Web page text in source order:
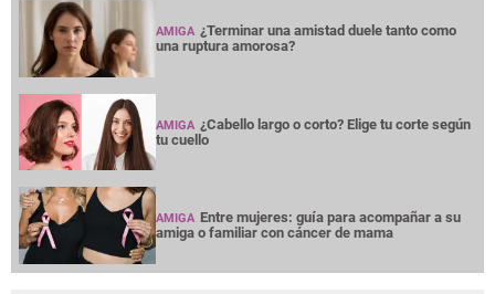
AMIGA ¿Terminar una amistad duele tanto como
una ruptura amorosa?
AMIGA ¿Cabello largo o corto? Elige tu corte según
tu cuello
AMIGA Entre mujeres: guía para acompañar a su
amiga o familiar con cáncer de mama